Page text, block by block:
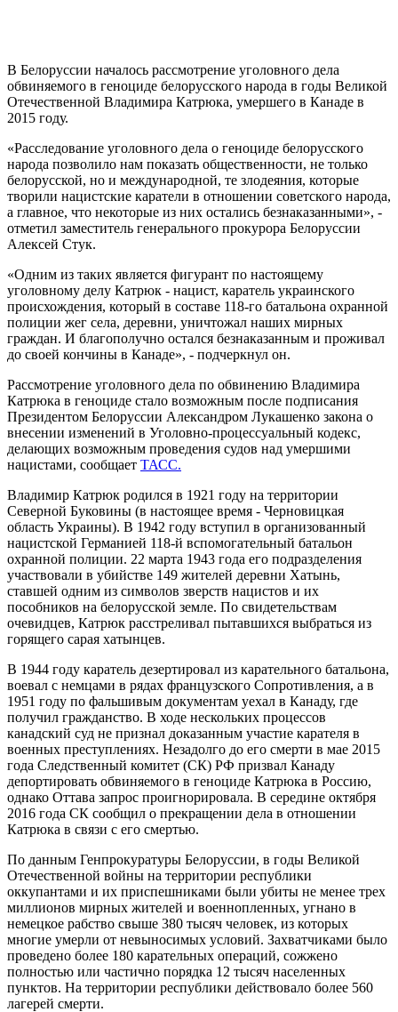
В Белоруссии началось рассмотрение уголовного дела
обвиняемого в геноциде белорусского народа в годы Великой
Отечественной Владимира Катрюка, умершего в Канаде в
2015 году.
«Расследование уголовного дела о геноциде белорусского
народа позволило нам показать общественности, не только
белорусской, но и международной, те злодеяния, которые
творили нацистские каратели в отношении советского народа,
а главное, что некоторые из них остались безнаказанными», -
отметил заместитель генерального прокурора Белоруссии
Алексей Стук.
«Одним из таких является фигурант по настоящему
уголовному делу Катрюк - нацист, каратель украинского
происхождения, который в составе 118-го батальона охранной
полиции жег села, деревни, уничтожал наших мирных
граждан. И благополучно остался безнаказанным и проживал
до своей кончины в Канаде», - подчеркнул он.
Рассмотрение уголовного дела по обвинению Владимира
Катрюка в геноциде стало возможным после подписания
Президентом Белоруссии Александром Лукашенко закона о
внесении изменений в Уголовно-процессуальный кодекс,
делающих возможным проведения судов над умершими
нацистами, сообщает ТАСС.
Владимир Катрюк родился в 1921 году на территории
Северной Буковины (в настоящее время - Черновицкая
область Украины). В 1942 году вступил в организованный
нацистской Германией 118-й вспомогательный батальон
охранной полиции. 22 марта 1943 года его подразделения
участвовали в убийстве 149 жителей деревни Хатынь,
ставшей одним из символов зверств нацистов и их
пособников на белорусской земле. По свидетельствам
очевидцев, Катрюк расстреливал пытавшихся выбраться из
горящего сарая хатынцев.
В 1944 году каратель дезертировал из карательного батальона,
воевал с немцами в рядах французского Сопротивления, а в
1951 году по фальшивым документам уехал в Канаду, где
получил гражданство. В ходе нескольких процессов
канадский суд не признал доказанным участие карателя в
военных преступлениях. Незадолго до его смерти в мае 2015
года Следственный комитет (СК) РФ призвал Канаду
депортировать обвиняемого в геноциде Катрюка в Россию,
однако Оттава запрос проигнорировала. В середине октября
2016 года СК сообщил о прекращении дела в отношении
Катрюка в связи с его смертью.
По данным Генпрокуратуры Белоруссии, в годы Великой
Отечественной войны на территории республики
оккупантами и их приспешниками были убиты не менее трех
миллионов мирных жителей и военнопленных, угнано в
немецкое рабство свыше 380 тысяч человек, из которых
многие умерли от невыносимых условий. Захватчиками было
проведено более 180 карательных операций, сожжено
полностью или частично порядка 12 тысяч населенных
пунктов. На территории республики действовало более 560
лагерей смерти.